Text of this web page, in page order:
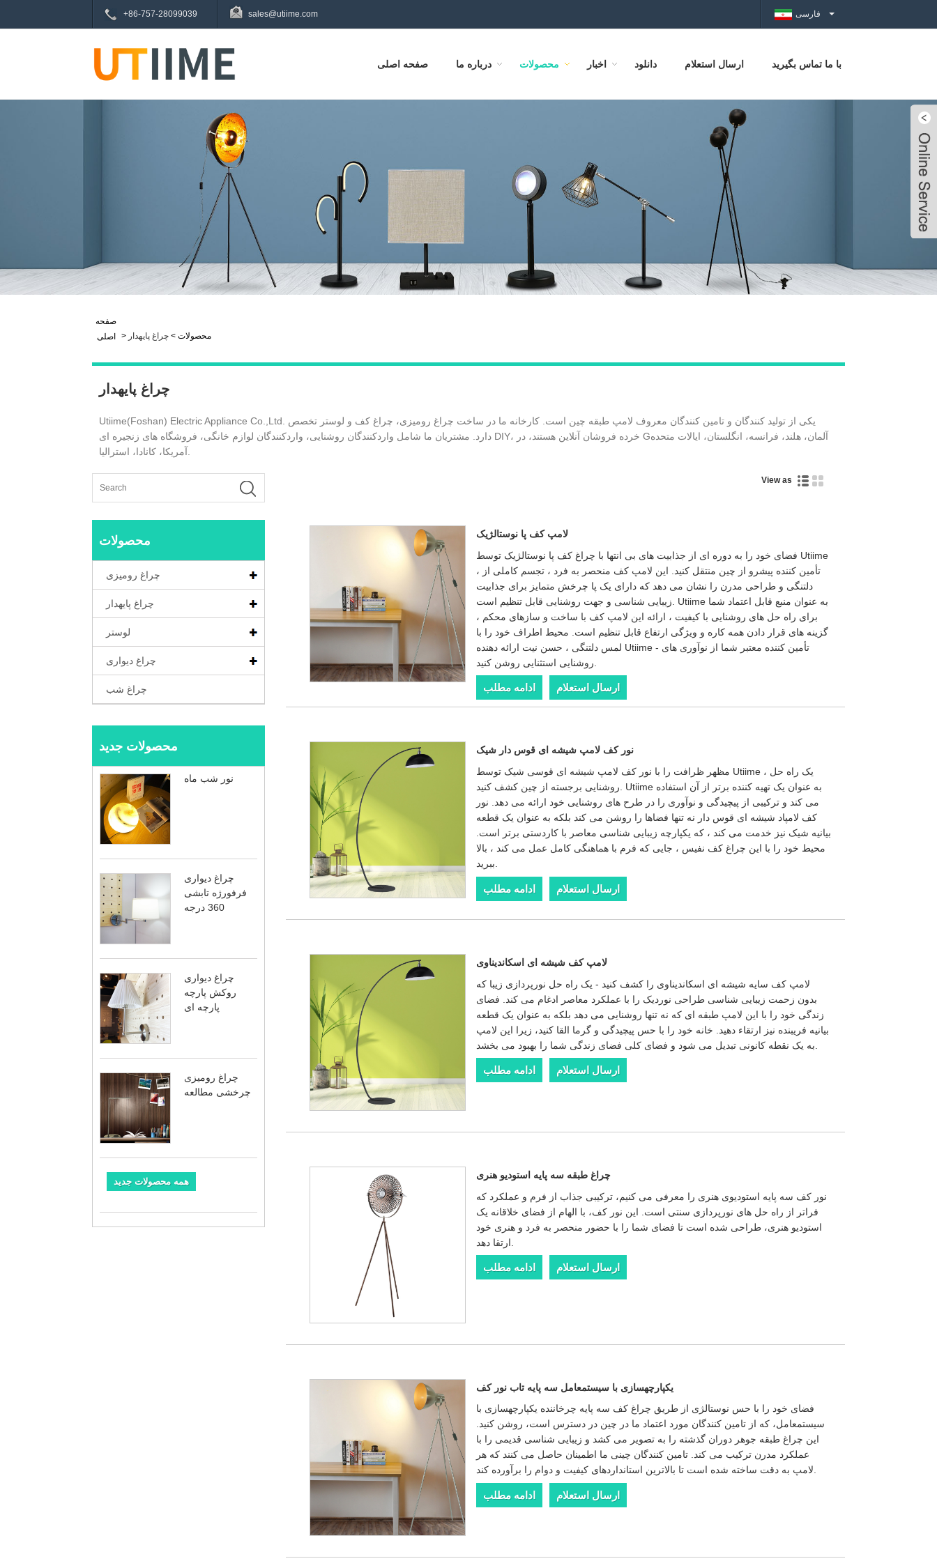
+86-757-28099039 sales@utiime.com فارسی
صفحه اصلی درباره ما محصولات اخبار دانلود ارسال استعلام با ما تماس بگیرید
صفحه
اصلی
> محصولات > چراغ پایهدار
چراغ پایهدار
Utiime(Foshan) Electric Appliance Co.,Ltd. یکی از تولید کنندگان و تامین کنندگان معروف لامپ طبقه چین است. کارخانه ما در ساخت چراغ رومیزی، چراغ کف و لوستر تخصص
دارد. مشتریان ما شامل واردکنندگان روشنایی، واردکنندگان لوازم خانگی، فروشگاه های زنجیره ای DIY، خرده فروشان آنلاین هستند ، در Gآلمان، هلند، فرانسه، انگلستان، ایالات متحده
محصولات
چراغ رومیزی
چراغ پایهدار
لوستر
چراغ دیواری
چراغ شب
محصولات جدید
نور شب ماه
چراغ دیواری
فرفورژه تابشی
360 درجه
چراغ دیواری
روکش پارچه
پارچه ای
چراغ رومیزی
چرخشی مطالعه
همه محصولات جدید
View as
لامپ کف پا نوستالژیک
فضای خود را به دوره ای از جذابیت های بی انتها با چراغ کف پا نوستالژیک توسط Utiime
، تأمین کننده پیشرو از چین منتقل کنید. این لامپ کف منحصر به فرد ، تجسم کاملی از
دلتنگی و طراحی مدرن را نشان می دهد که دارای یک پا چرخش متمایز برای جذابیت
زیبایی شناسی و جهت روشنایی قابل تنظیم است. Utiime به عنوان منبع قابل اعتماد شما
برای راه حل های روشنایی با کیفیت ، ارائه این لامپ کف با ساخت و سازهای محکم ،
گزینه های قرار دادن همه کاره و ویژگی ارتفاع قابل تنظیم است. محیط اطراف خود را با
لمس دلتنگی ، حسن نیت ارائه دهنده Utiime - تأمین کننده معتبر شما از نوآوری های
ادامه مطلب ارسال استعلام
نور کف لامپ شیشه ای قوس دار شیک
مظهر ظرافت را با نور کف لامپ شیشه ای قوسی شیک توسط Utiime ، یک راه حل
روشنایی برجسته از چین کشف کنید. Utiime به عنوان یک تهیه کننده برتر از آن استفاده
می کند و ترکیبی از پیچیدگی و نوآوری را در طرح های روشنایی خود ارائه می دهد. نور
کف لامپاد شیشه ای قوس دار نه تنها فضاها را روشن می کند بلکه به عنوان یک قطعه
بیانیه شیک نیز خدمت می کند ، که یکپارچه زیبایی شناسی معاصر با کاردستی برتر است.
محیط خود را با این چراغ کف نفیس ، جایی که فرم با هماهنگی کامل عمل می کند ، بالا
ادامه مطلب ارسال استعلام
لامپ کف شیشه ای اسکاندیناوی
لامپ کف سایه شیشه ای اسکاندیناوی را کشف کنید - یک راه حل نورپردازی زیبا که
بدون زحمت زیبایی شناسی طراحی نوردیک را با عملکرد معاصر ادغام می کند. فضای
زندگی خود را با این لامپ طبقه ای که نه تنها روشنایی می دهد بلکه به عنوان یک قطعه
بیانیه فریبنده نیز ارتقاء دهید. خانه خود را با حس پیچیدگی و گرما القا کنید، زیرا این لامپ
ادامه مطلب ارسال استعلام
چراغ طبقه سه پایه استودیو هنری
نور کف سه پایه استودیوی هنری را معرفی می کنیم، ترکیبی جذاب از فرم و عملکرد که
فراتر از راه حل های نورپردازی سنتی است. این نور کف، با الهام از فضای خلاقانه یک
استودیو هنری، طراحی شده است تا فضای شما را با حضور منحصر به فرد و هنری خود
ادامه مطلب ارسال استعلام
یکپارچهسازی با سیستمعامل سه پایه تاب نور کف
فضای خود را با حس نوستالژی از طریق چراغ کف سه پایه چرخاننده یکپارچهسازی با
سیستمعامل، که از تامین کنندگان مورد اعتماد ما در چین در دسترس است، روشن کنید.
این چراغ طبقه جوهر دوران گذشته را به تصویر می کشد و زیبایی شناسی قدیمی را با
عملکرد مدرن ترکیب می کند. تامین کنندگان چینی ما اطمینان حاصل می کنند که هر
لامپ به دقت ساخته شده است تا بالاترین استانداردهای کیفیت و دوام را برآورده کند.
ادامه مطلب ارسال استعلام